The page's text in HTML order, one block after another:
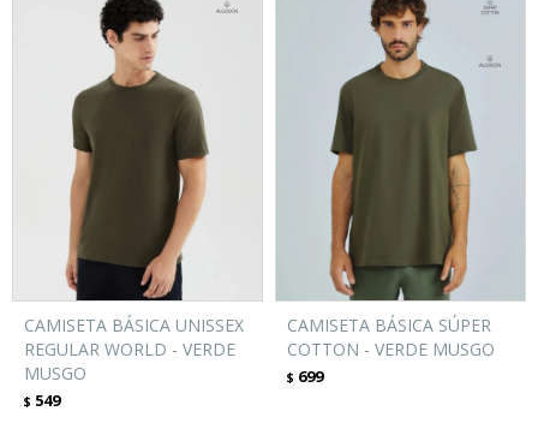
CAMISETA BÁSICA UNISSEX
REGULAR WORLD - VERDE
MUSGO
$ 549
CAMISETA BÁSICA SÚPER
COTTON - VERDE MUSGO
$ 699